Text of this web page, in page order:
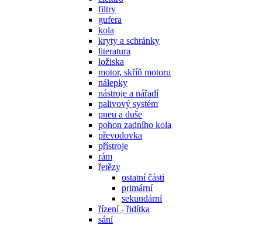
filtry
gufera
kola
kryty a schránky
literatura
ložiska
motor, skříň motoru
nálepky
nástroje a nářadí
palivový systém
pneu a duše
pohon zadního kola
převodovka
přístroje
rám
řetězy
ostatní části
primární
sekundární
řízení - řidítka
sání